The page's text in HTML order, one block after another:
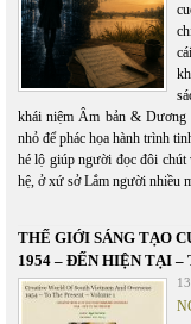
khái niệm Âm bản & Dương
nhỏ để phác họa hành trình
hé lộ giúp người đọc đôi chút
hệ, ở xứ sở Lắm người nhiều
THẾ GIỚI SÁNG TẠO
1954 – ĐẾN HIỆN TẠI –